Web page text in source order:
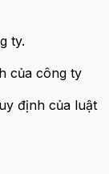
ty.
của công ty
định của luật